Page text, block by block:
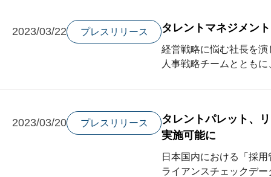
2023/03/22 プレスリリース タレントマネジメン
経営戦略に悩む社長を
人事戦略チームととも
2023/03/20 プレスリリース
タレントパレット、
実施可能に
日本国内における「採
ライアンスチェックデ